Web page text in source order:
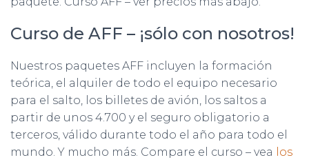
Curso de AFF – ¡sólo con nosotros!
Nuestros paquetes AFF incluyen la formación
teórica, el alquiler de todo el equipo necesario
para el salto, los billetes de avión, los saltos a
partir de unos 4.700 y el seguro obligatorio a
terceros, válido durante todo el año para todo el
mundo. Y mucho más. Compare el curso – vea
los